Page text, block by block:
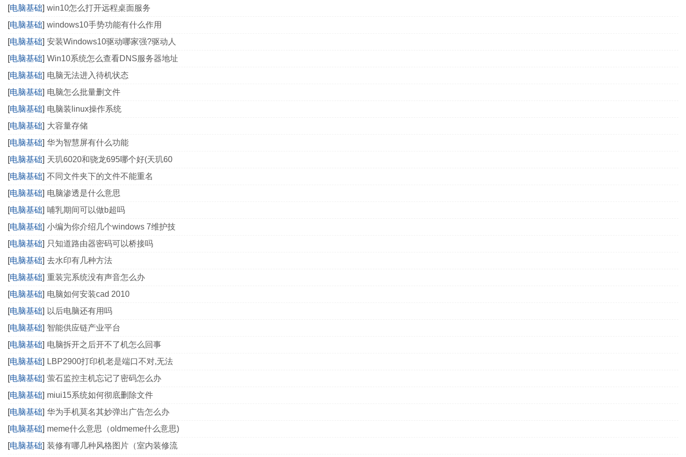
[电脑基础] win10怎么打开远程桌面服务
[电脑基础] windows10手势功能有什么作用
[电脑基础] 安装Windows10驱动哪家强?驱动人
[电脑基础] Win10系统怎么查看DNS服务器地址
[电脑基础] 电脑无法进入待机状态
[电脑基础] 电脑怎么批量删文件
[电脑基础] 电脑装linux操作系统
[电脑基础] 大容量存储
[电脑基础] 华为智慧屏有什么功能
[电脑基础] 天玑6020和骁龙695哪个好(天玑60
[电脑基础] 不同文件夹下的文件不能重名
[电脑基础] 电脑渗透是什么意思
[电脑基础] 哺乳期间可以做b超吗
[电脑基础] 小编为你介绍几个windows 7维护技
[电脑基础] 只知道路由器密码可以桥接吗
[电脑基础] 去水印有几种方法
[电脑基础] 重装完系统没有声音怎么办
[电脑基础] 电脑如何安装cad 2010
[电脑基础] 以后电脑还有用吗
[电脑基础] 智能供应链产业平台
[电脑基础] 电脑拆开之后开不了机怎么回事
[电脑基础] LBP2900打印机老是端口不对,无法
[电脑基础] 萤石监控主机忘记了密码怎么办
[电脑基础] miui15系统如何彻底删除文件
[电脑基础] 华为手机莫名其妙弹出广告怎么办
[电脑基础] meme什么意思（oldmeme什么意思)
[电脑基础] 装修有哪几种风格图片（室内装修流